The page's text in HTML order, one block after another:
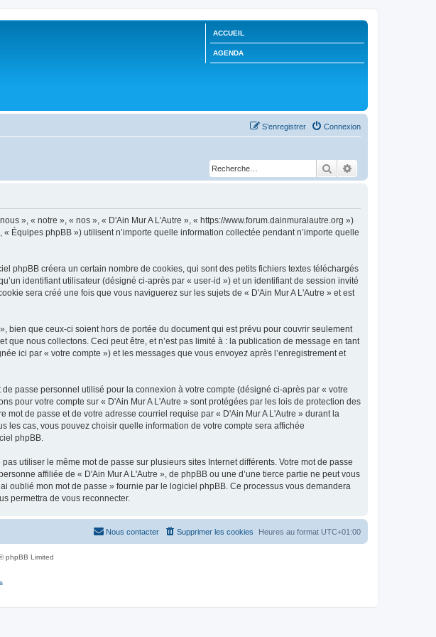
ACCUEIL
AGENDA
Connexion
S’enregistrer
Rechercher
», « notre », « nos », « D'Ain Mur A L'Autre », « https://www.forum.dainmuralautre.org »)
Équipes phpBB ») utilisent n’importe quelle information collectée pendant n’importe quelle
phpBB créera un certain nombre de cookies, qui sont des petits fichiers textes téléchargés
identifiant utilisateur (désigné ci-après par « user-id ») et un identifiant de session invité
sera créé une fois que vous naviguerez sur les sujets de « D'Ain Mur A L'Autre » et est
bien que ceux-ci soient hors de portée du document qui est prévu pour couvrir seulement
nous collectons. Ceci peut être, et n’est pas limité à : la publication de message en tant
ici par « votre compte ») et les messages que vous envoyez après l’enregistrement et
passe personnel utilisé pour la connexion à votre compte (désigné ci-après par « votre
pour votre compte sur « D'Ain Mur A L'Autre » sont protégées par les lois de protection des
de passe et de votre adresse courriel requise par « D'Ain Mur A L'Autre » durant la
les cas, vous pouvez choisir quelle information de votre compte sera affichée
phpBB.
utiliser le même mot de passe sur plusieurs sites Internet différents. Votre mot de passe
affiliée de « D'Ain Mur A L'Autre », de phpBB ou une d’une tierce partie ne peut vous
oublié mon mot de passe » fournie par le logiciel phpBB. Ce processus vous demandera
permettra de vous reconnecter.
Heures au format UTC+01:00
Supprimer les cookies
Nous contacter
phpBB Limited